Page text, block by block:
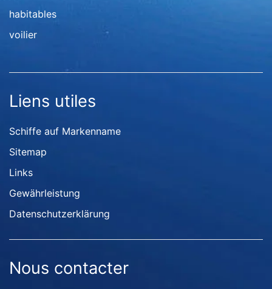
habitables
voilier
Liens utiles
Schiffe auf Markenname
Sitemap
Links
Gewährleistung
Datenschutzerklärung
Nous contacter